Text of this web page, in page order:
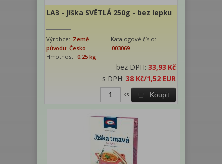
LAB - Jíška SVĚTLÁ 250g - bez lepku
Výrobce: Země
původu: Česko
Katalogové číslo:
003069
Hmotnost: 0,25 kg
bez DPH: 33,93 Kč
s DPH: 38 Kč/1,52 EUR
Koupit
ks